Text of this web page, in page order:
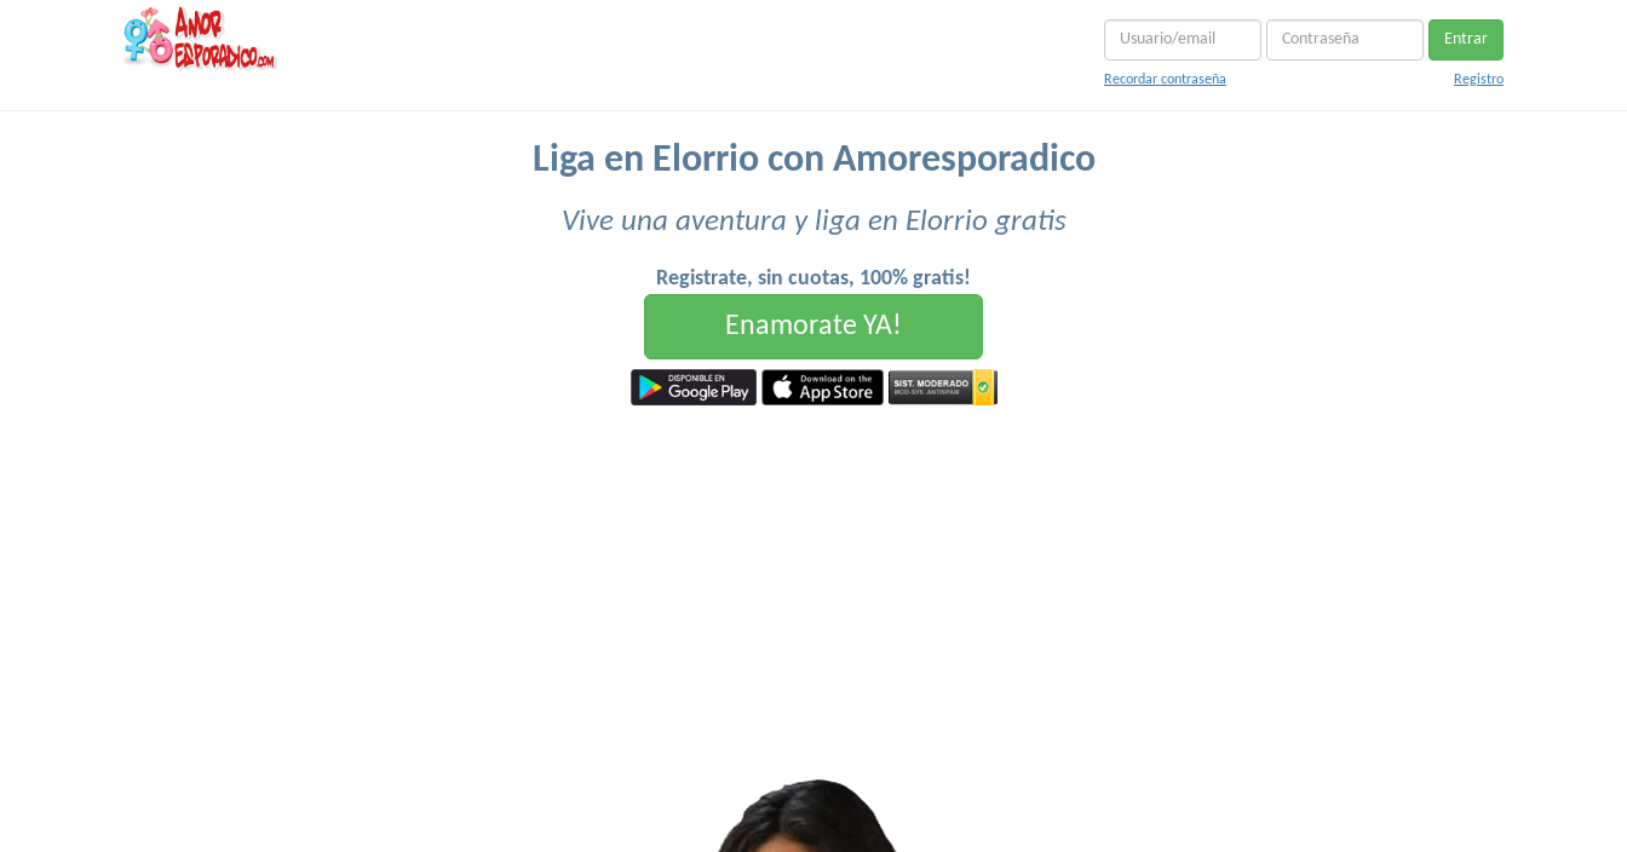
Entrar
Recordar contraseña Registro
Liga en Elorrio con Amoresporadico
Vive una aventura y liga en Elorrio gratis
Registrate, sin cuotas, 100% gratis!
Enamorate YA!